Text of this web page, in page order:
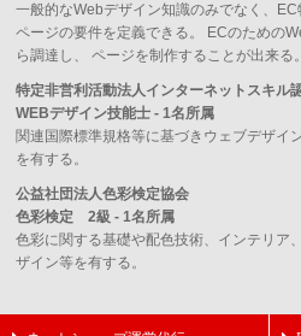
一般的なWebデザイン知識のみでなく、EC
ページの要件を定義できる。 ECのための
ら調達し、 ページを制作することが出来る。
特定非営利活動法人インターネットスキル
WEBデザイン技能士 - 1名所属
関連国際標準規格等に基づきウェブデザイ
を有する。
公益社団法人色彩検定協会
色彩検定 2級 - 1名所属
色彩に関する基礎や配色技術、インテリア
ザイン等を有する。